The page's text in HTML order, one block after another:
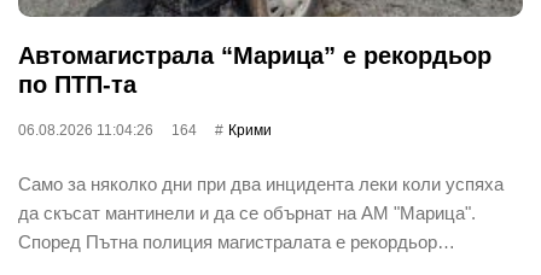
Автомагистрала “Марица” е рекордьор
по ПТП-та
06.08.2026 11:04:26 164 Крими
Само за няколко дни при два инцидента леки коли успяха
да скъсат мантинели и да се обърнат на АМ "Марица".
Според Пътна полиция магистралата е рекордьор…